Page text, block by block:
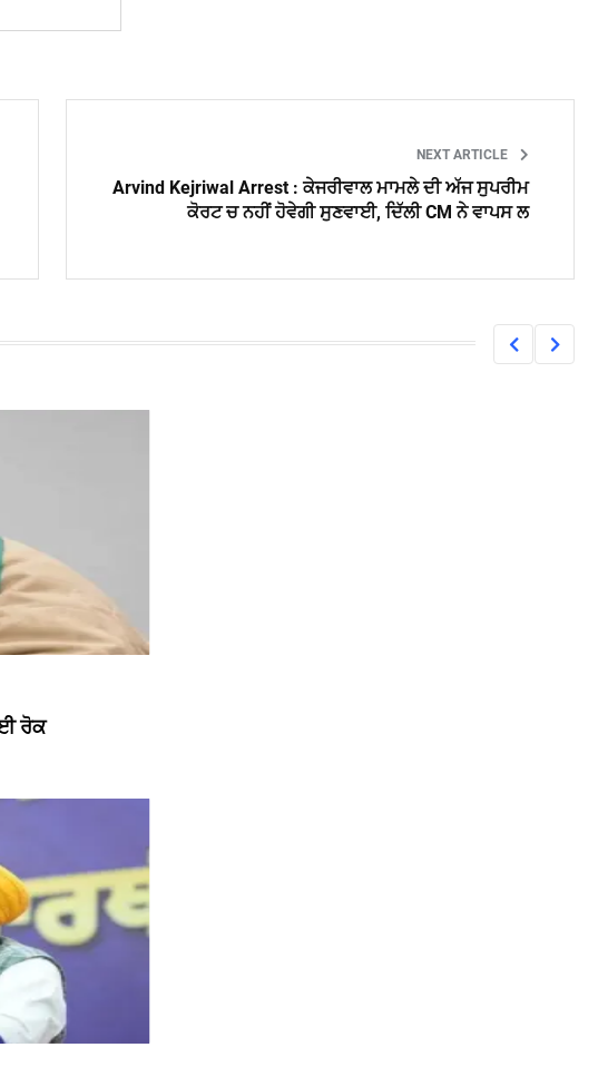
NEXT ARTICLE
Arvind Kejriwal Arrest : ਕੇਜਰੀਵਾਲ ਮਾਮਲੇ ਦੀ ਅੱਜ ਸੁਪਰੀਮ
ਕੋਰਟ ਚ ਨਹੀਂ ਹੋਵੇਗੀ ਸੁਣਵਾਈ, ਦਿੱਲੀ CM ਨੇ ਵਾਪਸ ਲ
ਰੋਕ